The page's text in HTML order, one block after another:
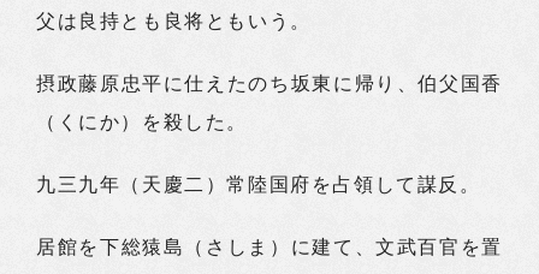
父は良持とも良将ともいう。
摂政藤原忠平に仕えたのち坂東に帰り、伯父国香
（くにか）を殺した。
九三九年（天慶二）常陸国府を占領して謀反。
居館を下総猿島（さしま）に建て、文武百官を置